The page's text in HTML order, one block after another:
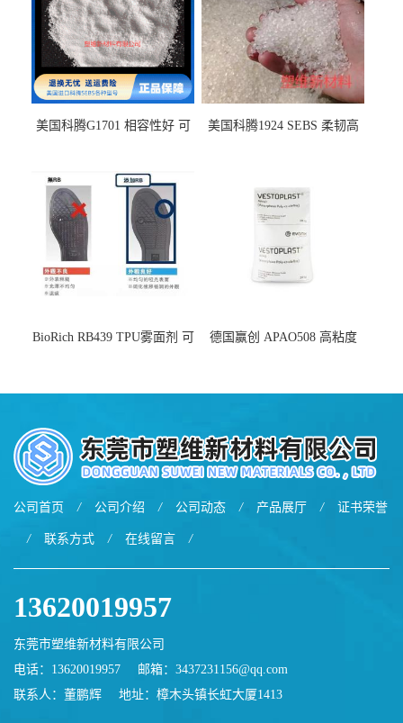
美国科腾G1701 相容性好 可
美国科腾1924 SEBS 柔韧高
BioRich RB439 TPU雾面剂 可
德国赢创 APAO508 高粘度
公司首页 / 公司介绍 / 公司动态 / 产品展厅 / 证书荣誉
/ 联系方式 / 在线留言 /
13620019957
东莞市塑维新材料有限公司
电话：13620019957
邮箱： 3437231156@qq.com
联系人：董鹏辉
地址：樟木头镇长虹大厦1413